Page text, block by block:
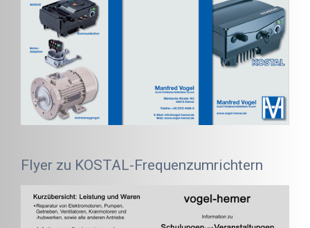
Flyer zu KOSTAL-Frequenzumrichtern